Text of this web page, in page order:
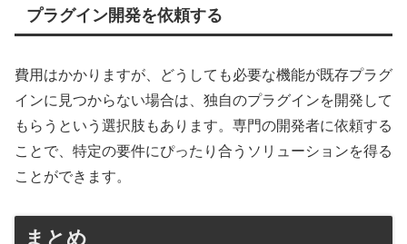
プラグイン開発を依頼する
費用はかかりますが、どうしても必要な機能が既存プラグ
インに見つからない場合は、独自のプラグインを開発して
もらうという選択肢もあります。専門の開発者に依頼する
ことで、特定の要件にぴったり合うソリューションを得る
ことができます。
まとめ